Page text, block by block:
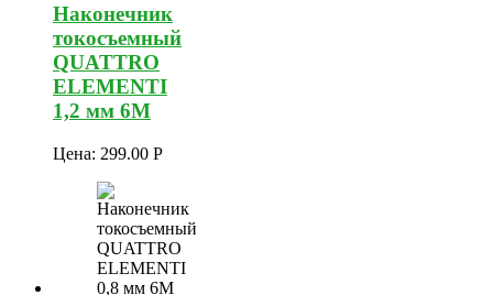
Наконечник
токосъемный
QUATTRO
ELEMENTI
1,2 мм 6М
Цена: 299.00 Р